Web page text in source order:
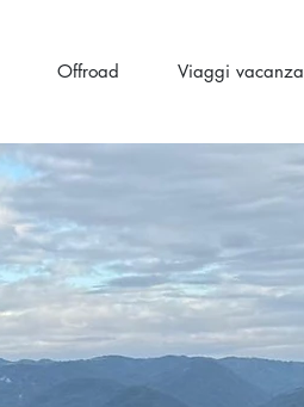
Offroad Viaggi vacanza